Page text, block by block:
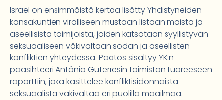
Israel on ensimmäistä kertaa lisätty Yhdistyneiden
kansakuntien viralliseen mustaan listaan maista ja
aseellisista toimijoista, joiden katsotaan syyllistyvän
seksuaaliseen väkivaltaan sodan ja aseellisten
konfliktien yhteydessä. Päätös sisältyy YK:n
pääsihteeri António Guterresin toimiston tuoreeseen
raporttiin, joka käsittelee konfliktisidonnaista
seksuaalista väkivaltaa eri puolilla maailmaa.